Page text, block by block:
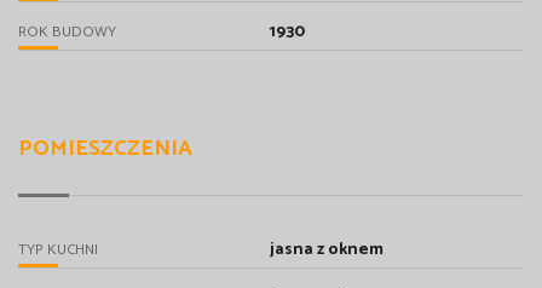
ROK BUDOWY 1930
POMIESZCZENIA
TYP KUCHNI jasna z oknem